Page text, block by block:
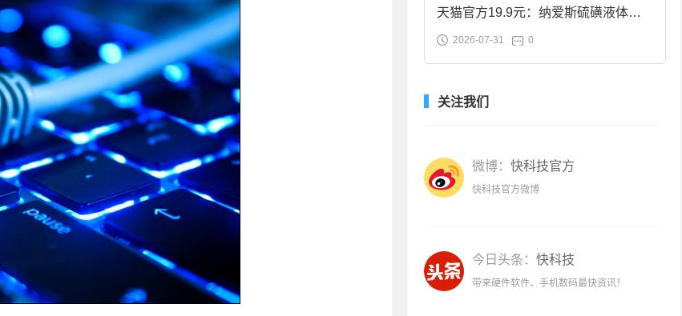
天猫官方19.9元：纳爱斯硫磺液体香
皂2斤大促
2026-07-31 0
关注我们
微博： 快科技官方
快科技官方微博
今日头条： 快科技
带来硬件软件、手机数码最快资讯！